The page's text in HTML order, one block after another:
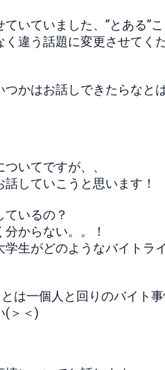
いていました、”とある”
違う話題に変更させてくだ
かはお話しできたらなと
いてですが、、
していこうと思います！
いるの？
からない。。！
学生がどのようなバイトラ
は一個人と回りのバイト
(＞＜)